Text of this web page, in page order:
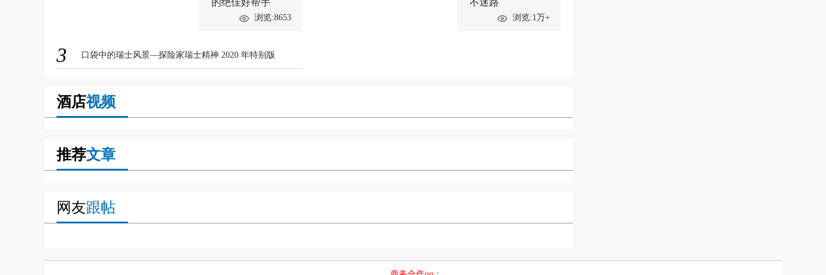
浏览:8653 浏览:1万+
3
口袋中的瑞士风景—探险家瑞士精神 2020 年特别版
酒店视频
推荐文章
网友跟帖